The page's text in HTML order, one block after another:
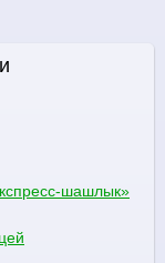
шашлык»